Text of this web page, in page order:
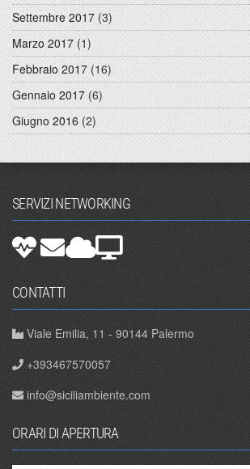
Settembre 2017 (3)
Marzo 2017 (1)
Febbraio 2017 (16)
Gennaio 2017 (6)
Giugno 2016 (2)
SERVIZI NETWORKING
CONTATTI
Viale Emilia, 11 - 90144 Palermo
+393467570057
info@siciliambiente.com
ORARI DI APERTURA